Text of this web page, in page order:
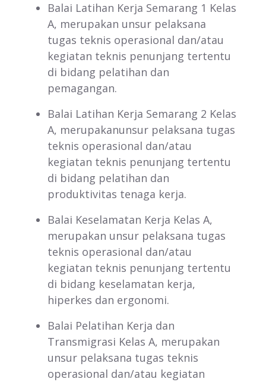
Balai Latihan Kerja Semarang 1 Kelas
A, merupakan unsur pelaksana
tugas teknis operasional dan/atau
kegiatan teknis penunjang tertentu
di bidang pelatihan dan
pemagangan.
Balai Latihan Kerja Semarang 2 Kelas
A, merupakanunsur pelaksana tugas
teknis operasional dan/atau
kegiatan teknis penunjang tertentu
di bidang pelatihan dan
produktivitas tenaga kerja.
Balai Keselamatan Kerja Kelas A,
merupakan unsur pelaksana tugas
teknis operasional dan/atau
kegiatan teknis penunjang tertentu
di bidang keselamatan kerja,
hiperkes dan ergonomi.
Balai Pelatihan Kerja dan
Transmigrasi Kelas A, merupakan
unsur pelaksana tugas teknis
operasional dan/atau kegiatan